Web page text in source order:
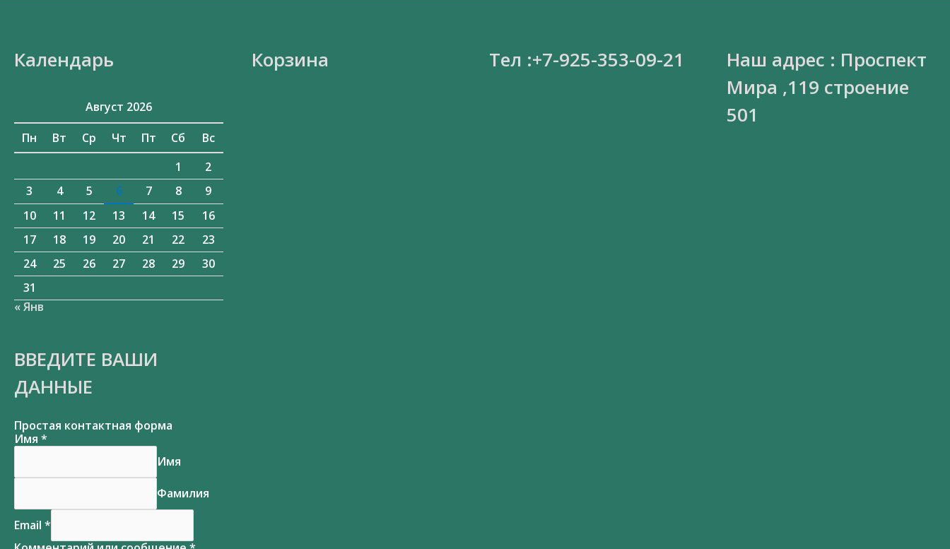
Календарь
Август 2026
Пн
Вт Ср Чт Пт Сб
Вс
1
2
3
4 5 6 7 8
9
10
11 12 13 14 15
16
17
18 19 20 21 22
23
24
25 26 27 28 29
30
31
« Янв
ВВЕДИТЕ ВАШИ
ДАННЫЕ
Простая контактная форма
Имя *
Имя
Фамилия
Email *
Искать: Корзина Тел :+7-925-353-09-21
Наш адрес : Проспект
Мира ,119 строение
501